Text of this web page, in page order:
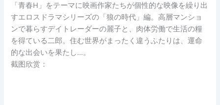
「青春H」をテーマに映画作家たちが個性的な映像を繰り出
すエロスドラマシリーズの「狼の時代」編。高層マンショ
ンで暮らすデイトレーダーの麗子と、肉体労働で生活の糧
を得ている二郎。住む世界がまったく違うふたりは、運命
的な出会いを果たし…。
截图欣赏：